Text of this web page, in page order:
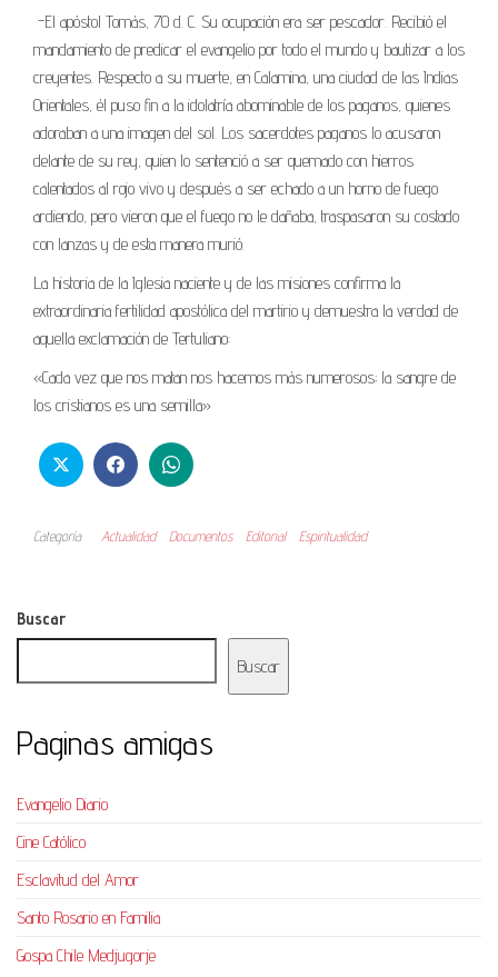
-El apóstol Tomás, 70 d. C. Su ocupación era ser pescador. Recibió el
mandamiento de predicar el evangelio por todo el mundo y bautizar a los
creyentes. Respecto a su muerte, en Calamina, una ciudad de las Indias
Orientales, él puso fin a la idolatría abominable de los paganos, quienes
adoraban a una imagen del sol. Los sacerdotes paganos lo acusaron
delante de su rey, quien lo sentenció a ser quemado con hierros
calentados al rojo vivo y después a ser echado a un horno de fuego
ardiendo, pero vieron que el fuego no le dañaba, traspasaron su costado
con lanzas y de esta manera murió.
La historia de la Iglesia naciente y de las misiones confirma la
extraordinaria fertilidad apostólica del martirio y demuestra la verdad de
aquella exclamación de Tertuliano:
«Cada vez que nos matan nos hacemos más numerosos; la sangre de
los cristianos es una semilla»
Categoría Actualidad Documentos Editorial Espiritualidad
Buscar
Buscar
Paginas amigas
Evangelio Diario
Cine Católico
Esclavitud del Amor
Santo Rosario en Familia
Gospa Chile Medjugorje